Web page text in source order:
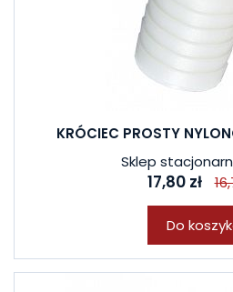
KRÓCIEC PROSTY
Sklep
17,80 zł
Do